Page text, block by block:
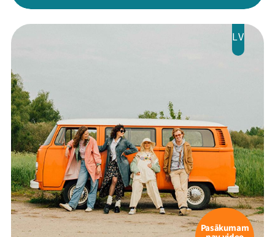
Threads Instagram
LV
Pasākumam